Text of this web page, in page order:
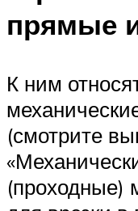
прямые
К ним
(смотрите
(проходные)